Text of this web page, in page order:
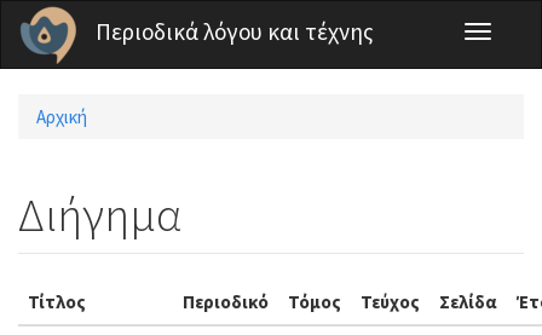
Παράκαμψη προς το κυρίως περιεχόμενο
Περιοδικά λόγου και τέχνης
Toggle
Είστε εδώ
Αρχική
Διήγημα
Τίτλος Περιοδικό Τόμος Τεύχος Σελίδα